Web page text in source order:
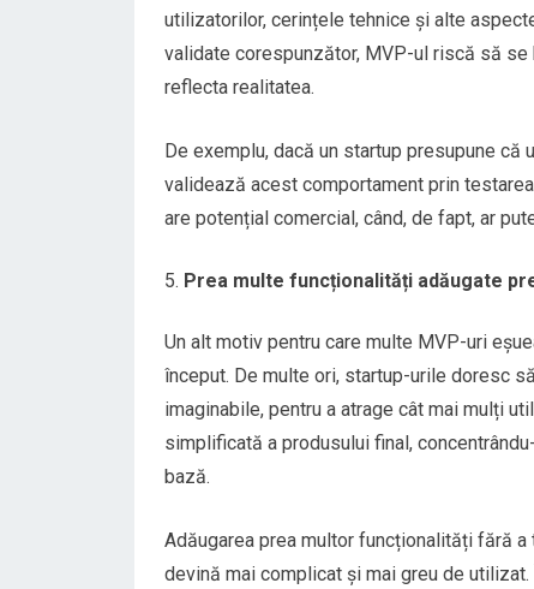
utilizatorilor, cerințele tehnice și alte
validate corespunzător, MVP-ul riscă să
reflecta realitatea.
De exemplu, dacă un startup presupune
validează acest comportament prin
are potențial comercial, când, de fapt, ar
Prea multe funcționalități adăugate
Un alt motiv pentru care multe MVP-uri
început. De multe ori, startup-urile doresc
imaginabile, pentru a atrage cât mai mulți
simplificată a produsului final,
bază.
Adăugarea prea multor funcționalități fără
devină mai complicat și mai greu de